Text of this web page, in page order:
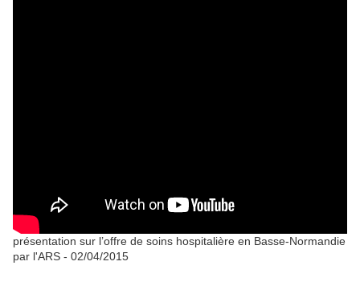
présentation sur l’offre de soins hospitalière en Basse-Normandie
par l'ARS - 02/04/2015